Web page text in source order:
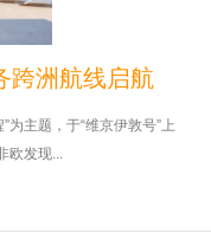
跨洲航线启航
为主题，于“维京伊敦号”上
欧发现...